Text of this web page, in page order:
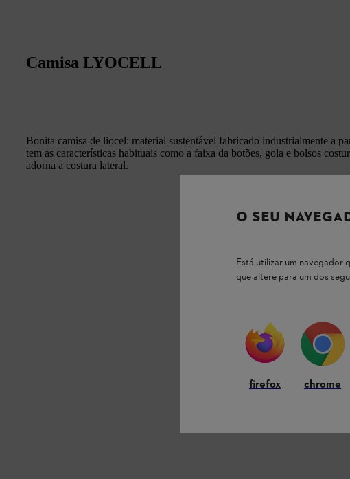
Camisa LYOCELL
Bonita camisa de liocel: material sustentável fabricado industrialmente a
tem as características habituais como a faixa da botões, gola e bolsos
adorna a costura lateral.
O SEU
Está utilizar um navegador
que altere para um dos
firefox chrome